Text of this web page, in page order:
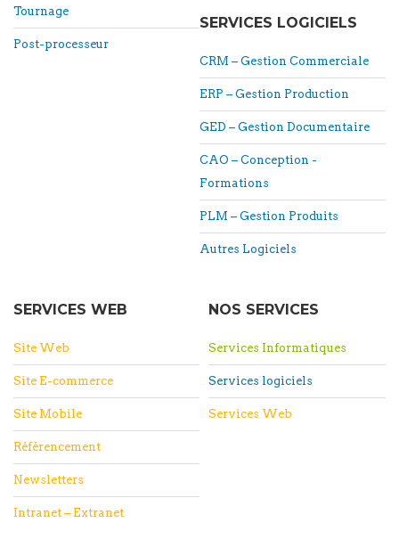
Tournage
Post-processeur
SERVICES LOGICIELS
CRM – Gestion Commerciale
ERP – Gestion Production
GED – Gestion Documentaire
CAO – Conception -
Formations
PLM – Gestion Produits
Autres Logiciels
SERVICES WEB
Site Web
Site E-commerce
Site Mobile
Référencement
Newsletters
Intranet – Extranet
NOS SERVICES
Services Informatiques
Services logiciels
Services Web